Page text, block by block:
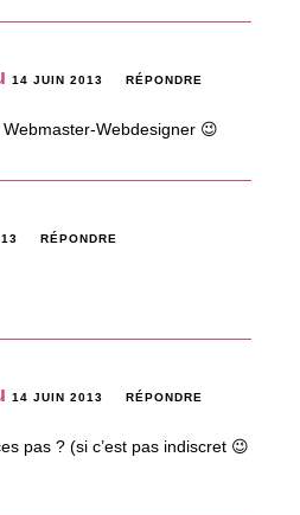
14 JUIN 2013 RÉPONDRE
Webdesigner 😉
RÉPONDRE
14 JUIN 2013 RÉPONDRE
pas ? (si c’est pas indiscret 😉